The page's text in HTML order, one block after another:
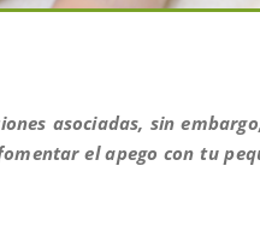
asociadas, sin
el apego con tu